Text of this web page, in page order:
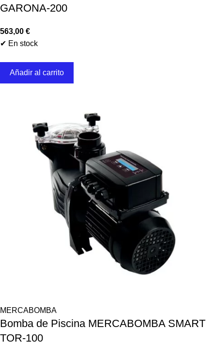
GARONA-200
563,00 €
✔ En stock
Añadir al carrito
MERCABOMBA
Bomba de Piscina MERCABOMBA SMART
TOR-100